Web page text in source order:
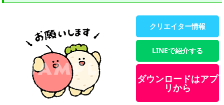
クリエイター情報
LINEで紹介する
ダウンロードはアプ
リから